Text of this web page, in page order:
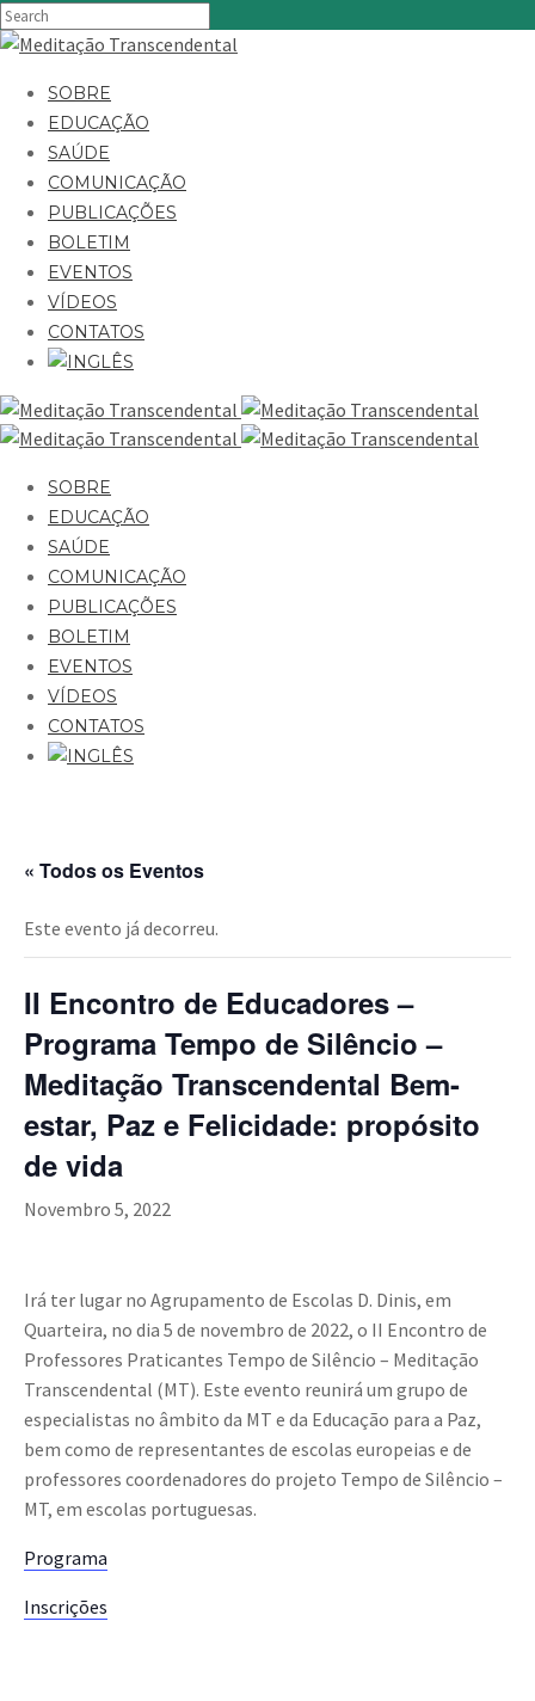
SOBRE
EDUCAÇÃO
SAÚDE
COMUNICAÇÃO
PUBLICAÇÕES
BOLETIM
EVENTOS
VÍDEOS
CONTATOS
SOBRE
EDUCAÇÃO
SAÚDE
COMUNICAÇÃO
PUBLICAÇÕES
BOLETIM
EVENTOS
VÍDEOS
CONTATOS
« Todos os Eventos
Este evento já decorreu.
II Encontro de Educadores –
Programa Tempo de Silêncio –
Meditação Transcendental Bem-
estar, Paz e Felicidade: propósito
de vida
Novembro 5, 2022
Irá ter lugar no Agrupamento de Escolas D. Dinis, em
Quarteira, no dia 5 de novembro de 2022, o II Encontro de
Professores Praticantes Tempo de Silêncio – Meditação
Transcendental (MT). Este evento reunirá um grupo de
especialistas no âmbito da MT e da Educação para a Paz,
bem como de representantes de escolas europeias e de
professores coordenadores do projeto Tempo de Silêncio –
MT, em escolas portuguesas.
Programa
Inscrições